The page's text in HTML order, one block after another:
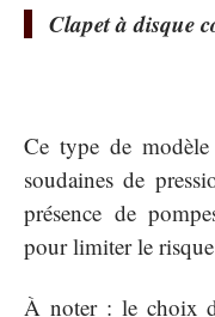
Clapet à disque
Ce type de
soudaines de
présence de
pour limiter le
À noter : le choix